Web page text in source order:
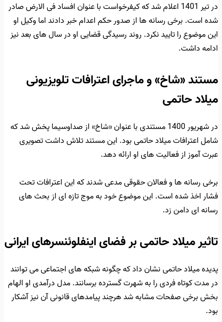
در تیر 1401 اعلام شد که کیفرخواست با عنوان افساد فی الارض صادر
شده است. برخی رسانه ها از صدور حکم اعدام خبر دادند اما وکیل او
این موضوع را تایید نکرد. روند رسیدگی قضایی او در سال های بعد نیز
ادامه داشت.
مستند «شاخ» و ماجرای اعترافات تلویزیونی
میلاد حاتمی
در شهریور 1400 مستندی با عنوان «شاخ» از صداوسیما پخش شد که
شامل اعترافات میلاد حاتمی بود. این مستند تلاش داشت تصویری
عبرت آموز از فعالیت های او ارائه دهد.
برخی رسانه ها و فعالان حقوقی مدعی شدند که این اعترافات تحت
فشار اخذ شده است. این موضوع خود به موج تازه ای از بحث های
رسانه ای دامن زد.
تاثیر میلاد حاتمی بر فضای اینفلوئنسرهای ایرانی
پدیده میلاد حاتمی نشان داد که چگونه شبکه های اجتماعی می توانند
در مدت کوتاه فردی را به شهرت گسترده برسانند. مدل درآمدی او الهام
بخش برخی صفحات مشابه شد هرچند پیامدهای قانونی آن نیز آشکار
بود.